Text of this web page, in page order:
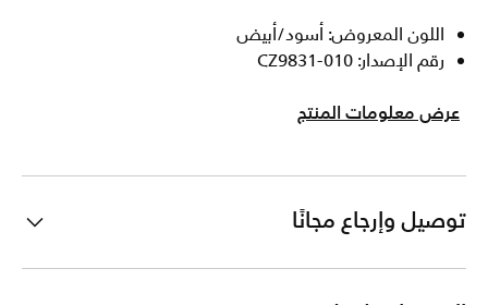
اللون المعروض: أسود/أبيض
رقم الإصدار: CZ9831-010
عرض معلومات المنتج
توصيل وإرجاع مجانًا